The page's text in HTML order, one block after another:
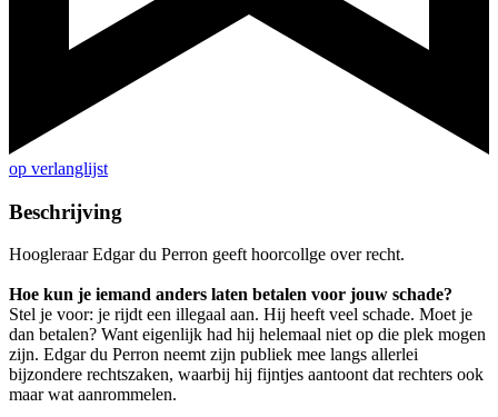
op verlanglijst
Beschrijving
Hoogleraar Edgar du Perron geeft hoorcollge over recht.
Hoe kun je iemand anders laten betalen voor jouw schade?
Stel je voor: je rijdt een illegaal aan. Hij heeft veel schade. Moet je
dan betalen? Want eigenlijk had hij helemaal niet op die plek mogen
zijn. Edgar du Perron neemt zijn publiek mee langs allerlei
bijzondere rechtszaken, waarbij hij fijntjes aantoont dat rechters ook
maar wat aanrommelen.